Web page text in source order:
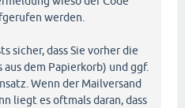
werden.
sicher, dass Sie vorher die
dem Papierkorb) und ggf.
Wenn der Mailversand
liegt es oftmals daran, dass